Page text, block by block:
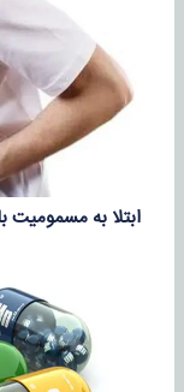
ابتلا به مسمومیت